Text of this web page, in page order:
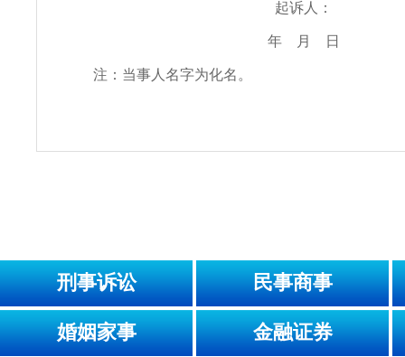
起诉人：
年 月 日
注：当事人名字为化名。
刑事诉讼 民事商事
婚姻家事 金融证券